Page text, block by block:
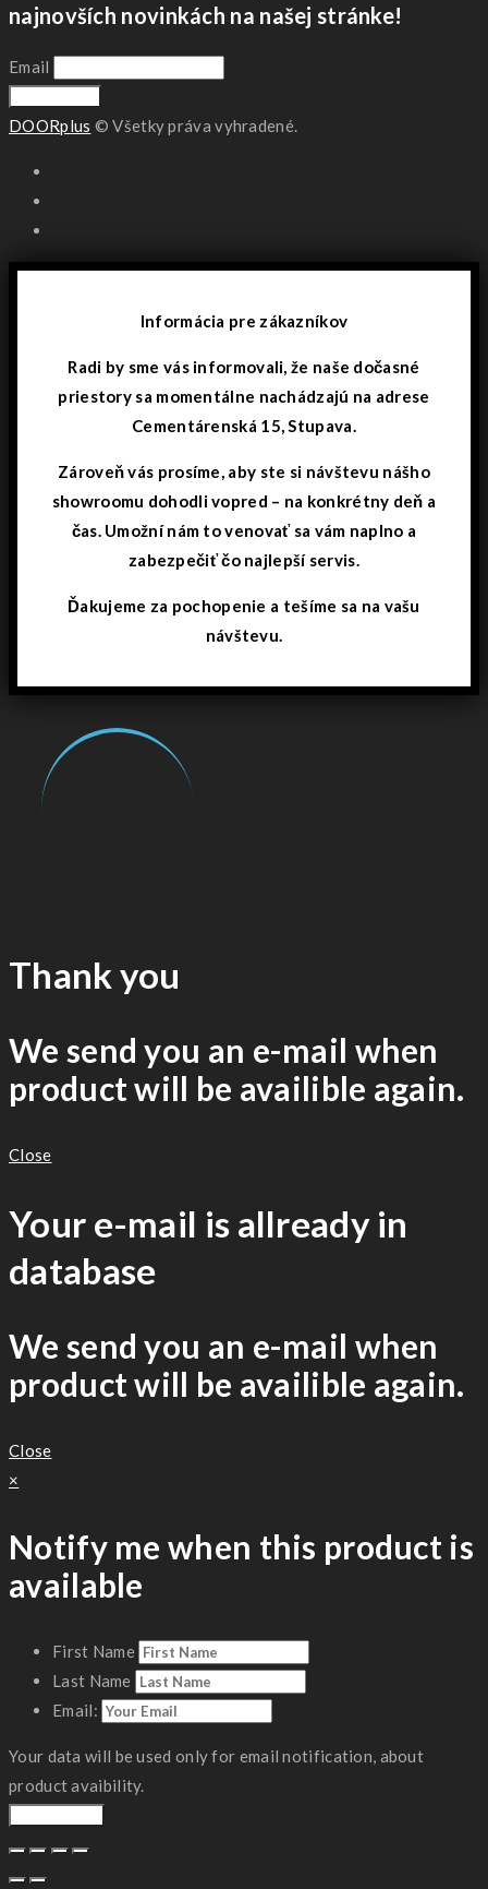
najnovších novinkách na našej stránke!
Email
DOORplus © Všetky práva vyhradené.
Informácia pre zákazníkov
Radi by sme vás informovali, že naše dočasné
priestory sa momentálne nachádzajú na adrese
Cementárenská 15, Stupava.
Zároveň vás prosíme, aby ste si návštevu nášho
showroomu dohodli vopred – na konkrétny deň a
čas. Umožní nám to venovať sa vám naplno a
zabezpečiť čo najlepší servis.
Ďakujeme za pochopenie a tešíme sa na vašu
návštevu.
Thank you
We send you an e-mail when
product will be availible again.
Close
Your e-mail is allready in
database
We send you an e-mail when
product will be availible again.
Close
×
Notify me when this product is
available
First Name
Last Name
Email:
Your data will be used only for email notification, about
product avaibility.